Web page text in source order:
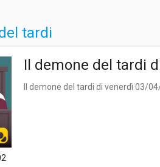
tardi
Il demone del tardi
Il demone del tardi di venerdì 03/